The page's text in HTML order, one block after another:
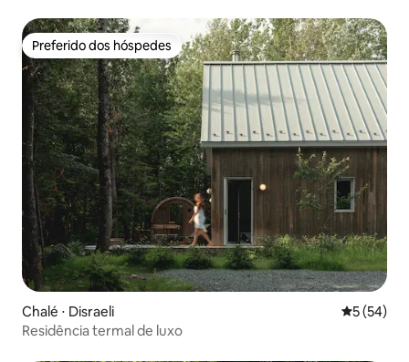
Preferido dos hóspedes
Preferido dos hóspedes
Chalé ⋅ Disraeli 5 de uma
5 (54)
Residência termal de luxo